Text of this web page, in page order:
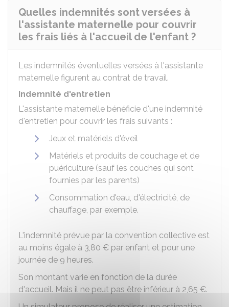
Quelles indemnités sont versées à
l'assistante maternelle pour couvrir
les frais liés à l'accueil de l'enfant ?
Les indemnités éventuelles versées à l'assistante
maternelle figurent au contrat de travail.
Indemnité d'entretien
L'assistante maternelle bénéficie d'une indemnité
d'entretien pour couvrir les frais suivants :
Jeux et matériels d'éveil
Matériels et produits de couchage et de
puériculture (sauf les couches qui sont
fournies par les parents)
Consommation d'eau, d'électricité, de
chauffage, par exemple.
L'indemnité prévue par la convention collective est
au moins égale à 3,80 € par enfant et pour une
journée de 9 heures.
Son montant varie en fonction de la durée
d'accueil. Mais il ne peut pas être inférieur à 2,65 €.